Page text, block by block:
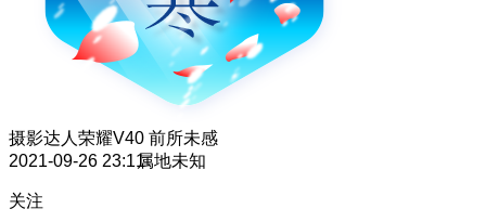
摄影达人 荣耀V40 前所未感
2021-09-26 23:11属地未知
关注